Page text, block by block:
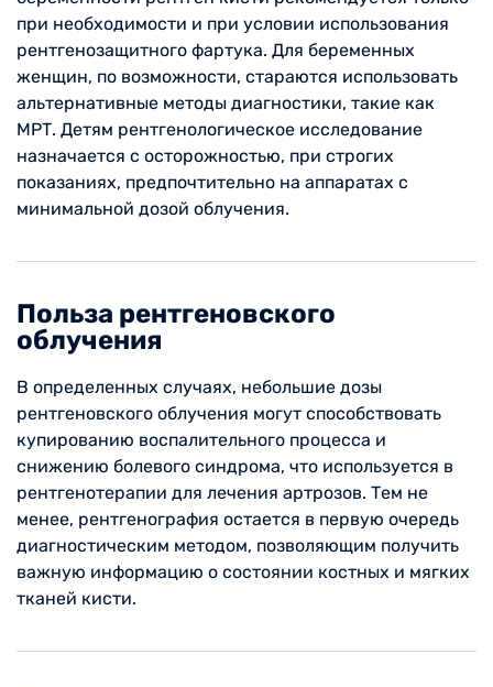
при необходимости и при условии использования
рентгенозащитного фартука. Для беременных
женщин, по возможности, стараются использовать
альтернативные методы диагностики, такие как
МРТ. Детям рентгенологическое исследование
назначается с осторожностью, при строгих
показаниях, предпочтительно на аппаратах с
минимальной дозой облучения.
Польза рентгеновского
облучения
В определенных случаях, небольшие дозы
рентгеновского облучения могут способствовать
купированию воспалительного процесса и
снижению болевого синдрома, что используется в
рентгенотерапии для лечения артрозов. Тем не
менее, рентгенография остается в первую очередь
диагностическим методом, позволяющим получить
важную информацию о состоянии костных и мягких
тканей кисти.